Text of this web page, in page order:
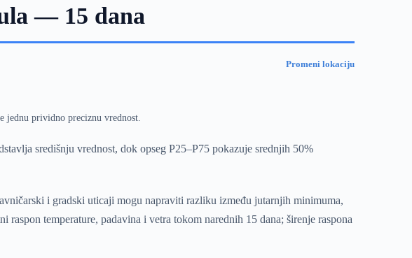
— 15 dana
Promeni lokaciju
jednu prividno preciznu vrednost.
središnju vrednost, dok opseg P25–P75 pokazuje srednjih 50%
i gradski uticaji mogu napraviti razliku između jutarnjih minimuma,
temperature, padavina i vetra tokom narednih 15 dana; širenje raspona